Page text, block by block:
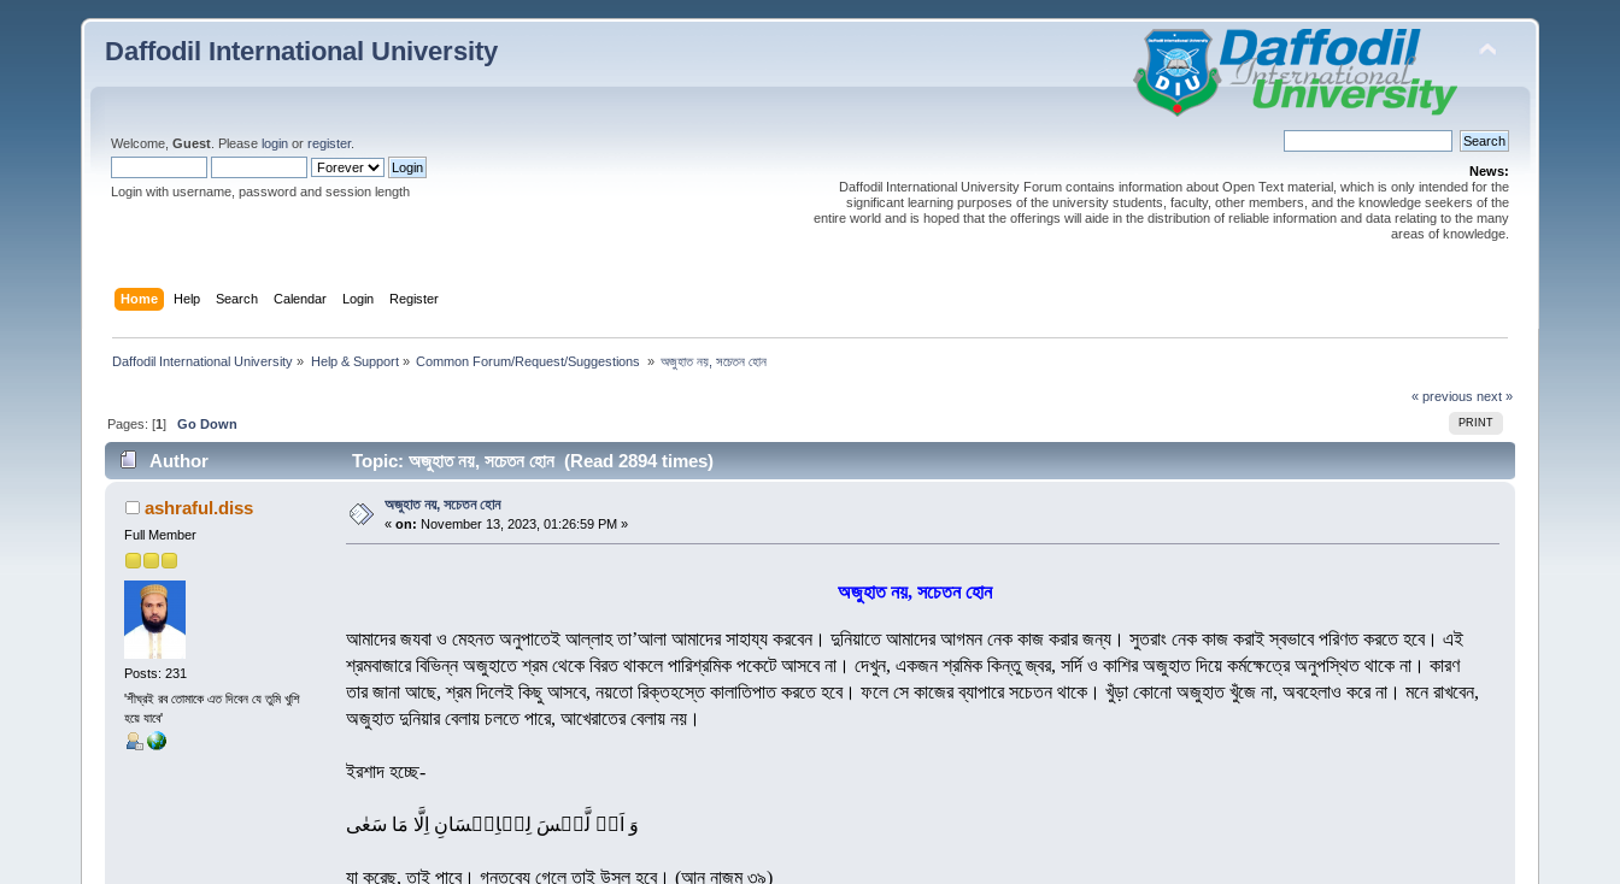
Daffodil International University
Welcome,Guest . Pleaselogin orregister.
Login with username, password and session length
News:
Daffodil International University Forum contains information about Open Text material, which is only intended for the
significant learning purposes of the university students, faculty, other members, and the knowledge seekers of the
entire world and is hoped that the offerings will aide in the distribution of reliable information and data relating to the many
areas of knowledge.
Home Help Search Calendar Login Register
Daffodil International University » Help & Support» Common Forum/Request/Suggestions » অজুহাত নয়, সচেতন হোন
« previous next »
PRINT
Pages: [1]Go Down
Author Topic: অজুহাত নয়, সচেতন হোন (Read 2894 times)
ashraful.diss
Full Member
Posts: 231
'শীঘ্রই রব তোমাকে এত দিবেন যে তুমি খুশি
হয়ে যাবে'
অজুহাত নয়, সচেতন হোন
«on: November 13, 2023, 01:26:59 PM »
অজুহাত নয়, সচেতন হোন
আমাদের জযবা ও মেহনত অনুপাতেই আল্লাহ তা’আলা আমাদের সাহায্য করবেন। দুনিয়াতে আমাদের আগমন নেক কাজ করার জন্য। সুতরাং নেক কাজ করাই স্বভাবে পরিণত করতে হবে। এই
শ্রমবাজারে বিভিন্ন অজুহাতে শ্রম থেকে বিরত থাকলে পারিশ্রমিক পকেটে আসবে না। দেখুন, একজন শ্রমিক কিন্তু জ্বর, সর্দি ও কাশির অজুহাত দিয়ে কর্মক্ষেত্রে অনুপস্থিত থাকে না। কারণ
তার জানা আছে, শ্রম দিলেই কিছু আসবে, নয়তো রিক্তহস্তে কালাতিপাত করতে হবে। ফলে সে কাজের ব্যাপারে সচেতন থাকে। খুঁড়া কোনো অজুহাত খুঁজে না, অবহেলাও করে না। মনে রাখবেন,
অজুহাত দুনিয়ার বেলায় চলতে পারে, আখেরাতের বেলায় নয়।
ইরশাদ হচ্ছে-
وَ اَنۡ لَّیۡسَ لِلۡاِنۡسَانِ اِلَّا مَا سَعٰی
যা করেছ, তাই পাবে। গন্তব্যে গেলে তাই উসুল হবে। (আন নাজম ৩৯)